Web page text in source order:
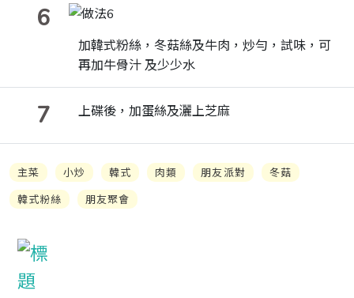
6
加韓式粉絲，冬菇絲及牛肉，炒勻，試味，可
再加牛骨汁 及少少水
7 上碟後，加蛋絲及灑上芝麻
主菜 小炒 韓式 肉類 朋友派對
冬菇
韓式粉絲
朋友聚會